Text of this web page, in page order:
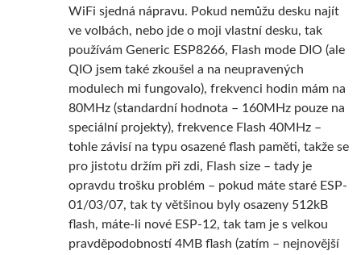
WiFi sjedná nápravu. Pokud nemůžu desku najít
ve volbách, nebo jde o moji vlastní desku, tak
používám Generic ESP8266, Flash mode DIO (ale
QIO jsem také zkoušel a na neupravených
modulech mi fungovalo), frekvenci hodin mám na
80MHz (standardní hodnota – 160MHz pouze na
speciální projekty), frekvence Flash 40MHz –
tohle závisí na typu osazené flash paměti, takže se
pro jistotu držím při zdi, Flash size – tady je
opravdu trošku problém – pokud máte staré ESP-
01/03/07, tak ty většinou byly osazeny 512kB
flash, máte-li nové ESP-12, tak tam je s velkou
pravděpodobností 4MB flash (zatím – nejnovější